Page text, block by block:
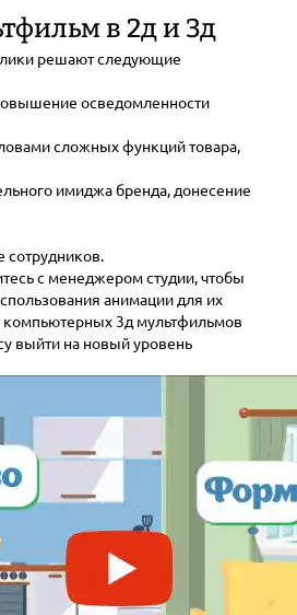
в 2д и 3д
решают следующие
осведомленности
сложных функций товара,
имиджа бренда, донесение
сотрудников.
с менеджером студии, чтобы
анимации для их
компьютерных 3д мультфильмов
выйти на новый уровень